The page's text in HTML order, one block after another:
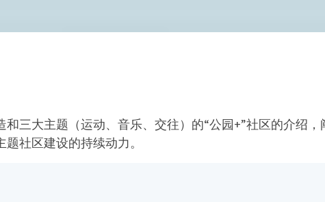
三大主题（运动、音乐、交往）的“公园+”社区的介绍
社区建设的持续动力。